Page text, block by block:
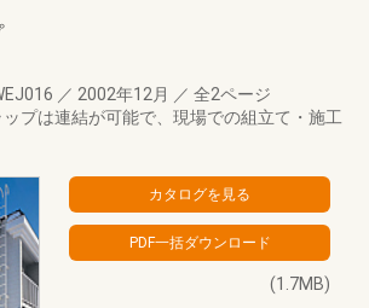
／ 2002年12月 ／ 全2ページ
プは連結が可能で、現場での組立て・施工
(1.7MB)